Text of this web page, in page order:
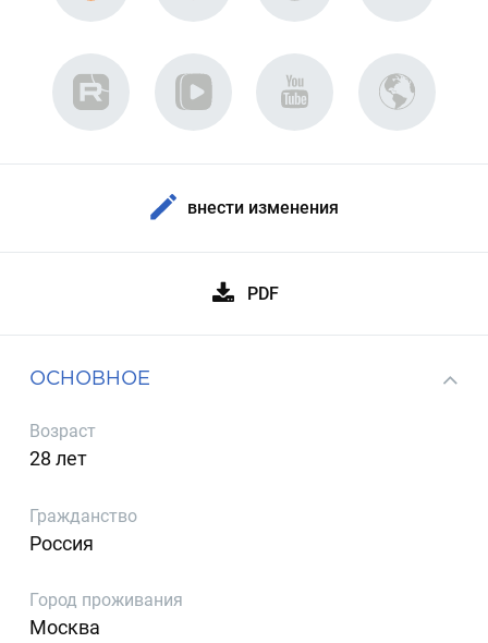
внести изменения
PDF
ОСНОВНОЕ
Возраст
28 лет
Гражданство
Россия
Город проживания
Москва